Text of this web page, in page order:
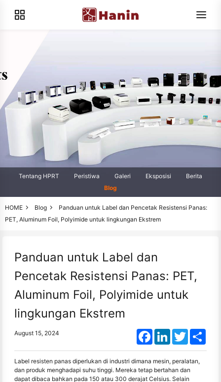
Tentang HPRT Peristiwa Galeri Eksposisi
Berita
Blog
HOME Blog
Panduan untuk Label dan Pencetak Resistensi Panas:
PET, Aluminum Foil, Polyimide untuk lingkungan Ekstrem
Panduan untuk Label dan
Pencetak Resistensi Panas: PET,
Aluminum Foil, Polyimide untuk
lingkungan Ekstrem
August 15, 2024 FacebookLinkedInTwitter
Label resisten panas diperlukan di industri dimana mesin, peralatan,
dan produk menghadapi suhu tinggi. Mereka tetap bertahan dan
dapat dibaca bahkan pada 150 atau 300 derajat Celsius. Selain